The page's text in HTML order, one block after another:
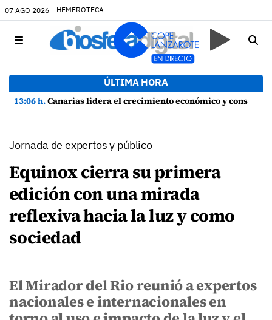
07 AGO 2026 HEMEROTECA
ÚLTIMA HORA
13:06 h.Canarias lidera el crecimiento económico y consolida su recuperación con un empleo en máximos históricos
Jornada de expertos y público
Equinox cierra su primera
edición con una mirada
reflexiva hacia la luz y como
sociedad
El Mirador del Rio reunió a expertos
nacionales e internacionales en